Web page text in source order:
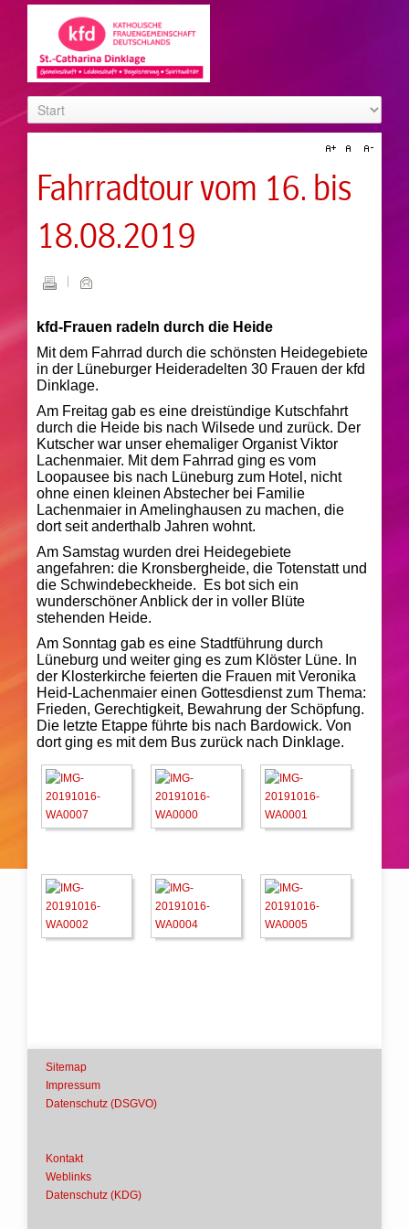
Fahrradtour vom 16. bis
18.08.2019
kfd-Frauen radeln durch die Heide
Mit dem Fahrrad durch die schönsten Heidegebiete
in der Lüneburger Heideradelten 30 Frauen der kfd
Dinklage.
Am Freitag gab es eine dreistündige Kutschfahrt
durch die Heide bis nach Wilsede und zurück. Der
Kutscher war unser ehemaliger Organist Viktor
Lachenmaier. Mit dem Fahrrad ging es vom
Loopausee bis nach Lüneburg zum Hotel, nicht
ohne einen kleinen Abstecher bei Familie
Lachenmaier in Amelinghausen zu machen, die
dort seit anderthalb Jahren wohnt.
Am Samstag wurden drei Heidegebiete
angefahren: die Kronsbergheide, die Totenstatt und
die Schwindebeckheide. Es bot sich ein
wunderschöner Anblick der in voller Blüte
stehenden Heide.
Am Sonntag gab es eine Stadtführung durch
Lüneburg und weiter ging es zum Klöster Lüne. In
der Klosterkirche feierten die Frauen mit Veronika
Heid-Lachenmaier einen Gottesdienst zum Thema:
Frieden, Gerechtigkeit, Bewahrung der Schöpfung.
Die letzte Etappe führte bis nach Bardowick. Von
dort ging es mit dem Bus zurück nach Dinklage.
Sitemap
Impressum
Datenschutz (DSGVO)
Kontakt
Weblinks
Datenschutz (KDG)